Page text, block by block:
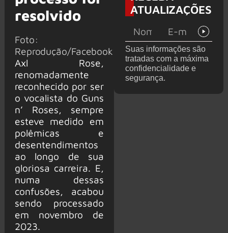
resolvido
Foto:
Reprodução/Facebook
Axl Rose,
renomadamente
reconhecido por ser
o vocalista do Guns
n’ Roses, sempre
esteve medido em
polêmicas e
desentendimentos
ao longo de sua
gloriosa carreira. E,
numa dessas
confusões, acabou
sendo processado
em novembro de
2023.
com
Cidade do
montagem
acelerada
e line-up
completo
confirmad
ATUALIZAÇÕES
Suas informações são
tratadas com a máxima
confidencialidade e
segurança.